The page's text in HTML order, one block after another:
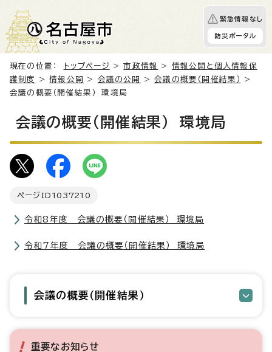
緊急情報なし
防災ポータル
現在の位置： トップページ >市政情報 > 情報公開と個人情報保
護制度
>情報公開 > 会議の公開 >会議の概要（開催結果）
>
会議の概要（開催結果） 環境局
会議の概要（開催結果） 環境局
ページID 1037210
令和8年度 会議の概要（開催結果） 環境局
令和7年度 会議の概要（開催結果） 環境局
会議の概要（開催結果）
重要なお知らせ